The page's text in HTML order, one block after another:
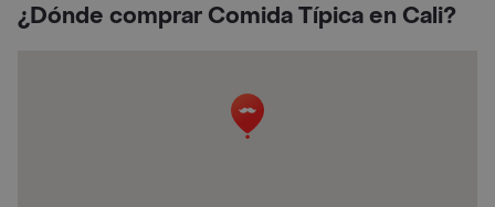
¿Dónde comprar Comida Típica en Cali?